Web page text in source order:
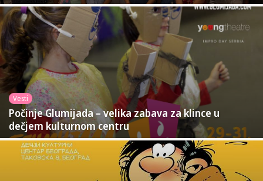
Vesti
Počinje Glumijada – velika zabava za klince u
dečjem kulturnom centru